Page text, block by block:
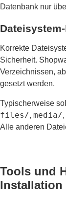
Datenbank nur
Korrekte
Sicherheit.
Verzeichnissen,
gesetzt werden.
Typischerweise
files/, media/,
Alle anderen
Tools und
Installation